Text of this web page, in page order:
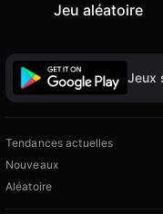
Jeu aléatoire
Jeux
Tendances actuelles
Nouveaux
Aléatoire